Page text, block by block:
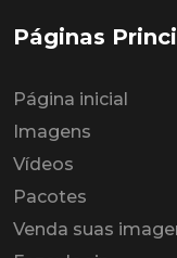
Páginas
Página inicial
Imagens
Vídeos
Pacotes
Venda suas